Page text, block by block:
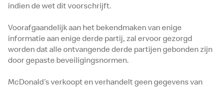
indien de wet dit voorschrijft.
Voorafgaandelijk aan het bekendmaken van enige
informatie aan enige derde partij, zal ervoor gezorgd
worden dat alle ontvangende derde partijen gebonden zijn
door gepaste beveiligingsnormen.
McDonald’s verkoopt en verhandelt geen gegevens van